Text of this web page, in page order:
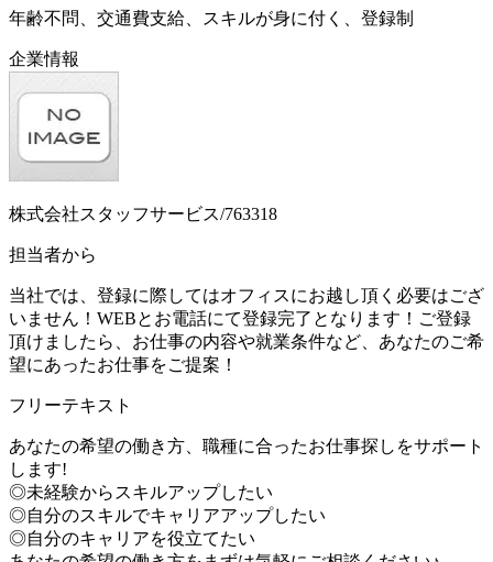
年齢不問、交通費支給、スキルが身に付く、登録制
企業情報
株式会社スタッフサービス/763318
担当者から
当社では、登録に際してはオフィスにお越し頂く必要はござ
いません！WEBとお電話にて登録完了となります！ご登録
頂けましたら、お仕事の内容や就業条件など、あなたのご希
望にあったお仕事をご提案！
フリーテキスト
あなたの希望の働き方、職種に合ったお仕事探しをサポート
します!
◎未経験からスキルアップしたい
◎自分のスキルでキャリアアップしたい
◎自分のキャリアを役立てたい